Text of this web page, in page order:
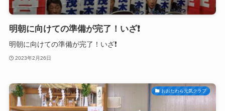
明朝に向けての準備が完了！いざ❗
明朝に向けての準備が完了！いざ❗
2023年2月26日
おおたわら元気クラブ